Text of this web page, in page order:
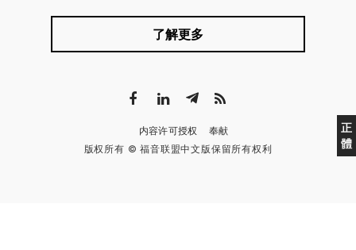
正
體
了解更多
内容许可授权
奉献
版权所有 © 福音联盟中文版保留所有权利